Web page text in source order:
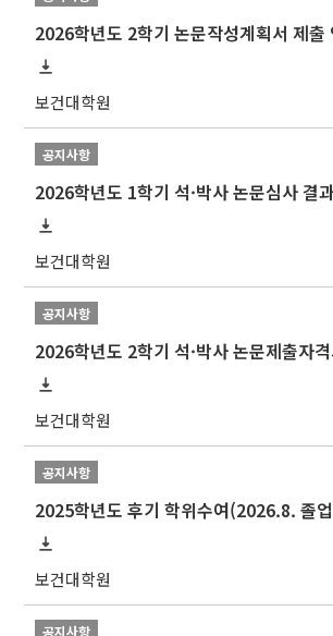
보건대학원
공지사항
보건대학원
공지사항
보건대학원
공지사항
보건대학원
공지사항